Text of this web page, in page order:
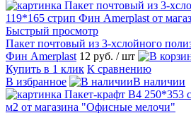
Быстрый просмотр
Пакет почтовый из 3-хслойного
Фин Amerplast 12 руб. / шт
Купить в 1 клик К сравнению
В избранное
В наличии